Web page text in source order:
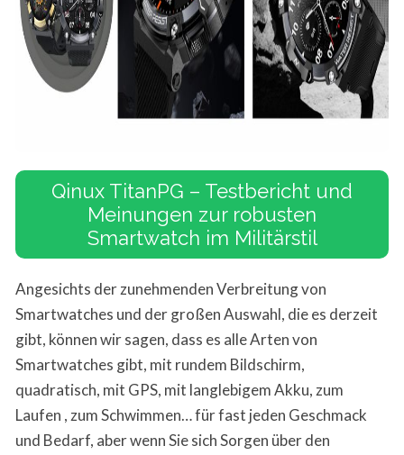
Qinux TitanPG – Testbericht und
Meinungen zur robusten
Smartwatch im Militärstil
Angesichts der zunehmenden Verbreitung von
Smartwatches und der großen Auswahl, die es derzeit
gibt, können wir sagen, dass es alle Arten von
Smartwatches gibt, mit rundem Bildschirm,
quadratisch, mit GPS, mit langlebigem Akku, zum
Laufen , zum Schwimmen… für fast jeden Geschmack
und Bedarf, aber wenn Sie sich Sorgen über den